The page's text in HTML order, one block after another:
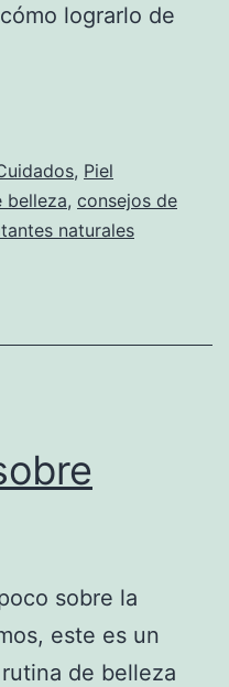
lograrlo de
, Piel
belleza, consejos de
naturales
sobre la
este es un
de belleza